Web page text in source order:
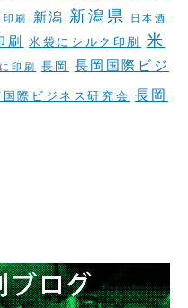
刷 新潟 新潟県
日本酒
刷 米袋にシルク印刷 米
印刷 長岡
長岡国際ビジ
際ビジネス研究会 長岡